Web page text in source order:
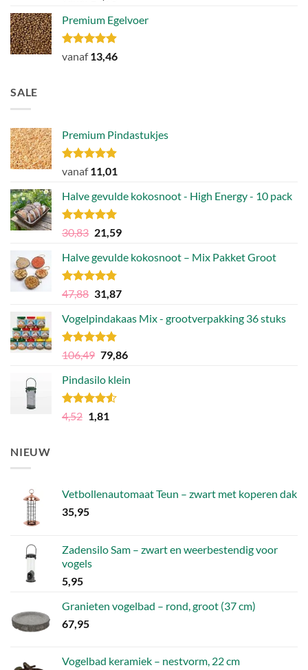
uit 5
Premium Egelvoer
Gewaardeerd
uit 5
vanaf13,46
SALE
Premium Pindastukjes
Gewaardeerd
uit 5
vanaf11,01
Halve gevulde kokosnoot - High Energy - 10 pack
Gewaardeerd
4.92
uit 5
30,83 Oorspronkelijke
was:
30,83.
21,59Huidige
is:
Halve gevulde kokosnoot – Mix Pakket Groot
Gewaardeerd
4.75
uit 5
47,88 Oorspronkelijke
was:
47,88.
31,87Huidige
is:
Vogelpindakaas Mix - grootverpakking 36 stuks
Gewaardeerd
uit 5
106,49 Oorspronkelijke
was:
106,49.
79,86Huidige
is:
Pindasilo klein
Gewaardeerd
4.50
uit 5
4,52 Oorspronkelijke
1,81
NIEUW
Vetbollenautomaat Teun – zwart met koperen dak
35,95
Zadensilo Sam – zwart en weerbestendig voor
vogels
5,95
Granieten vogelbad – rond, groot (37 cm)
67,95
Vogelbad keramiek – nestvorm, 22 cm